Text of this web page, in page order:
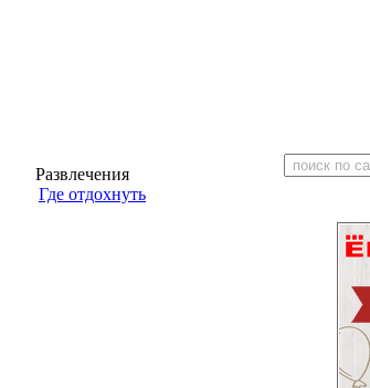
Развлечения
Где отдохнуть